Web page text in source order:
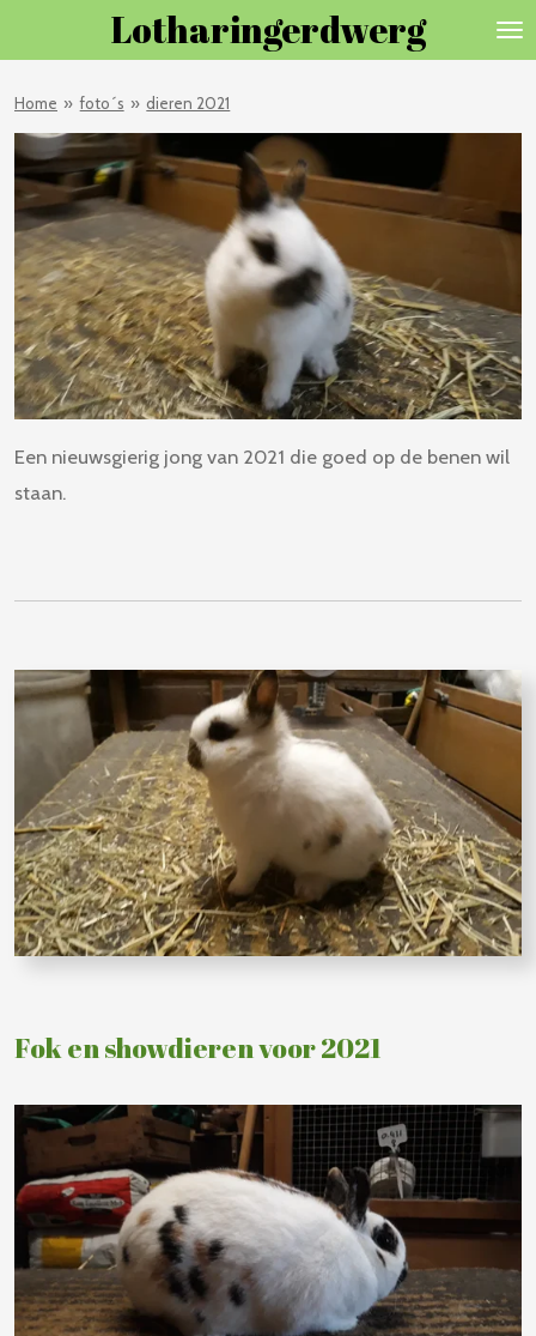
direct
naar
de
hoofdinhoud
Lotharingerdwerg
Home » foto´s » dieren 2021
Een nieuwsgierig jong van 2021 die goed op de benen wil
staan.
Fok en showdieren voor 2021